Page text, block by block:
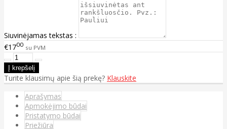
Siuvinėjamas tekstas :
€1700 su PVM
Turite klausimų apie šią prekę? Klauskite
Aprašymas
Apmokėjimo būdai
Pristatymo būdai
Priežiūra